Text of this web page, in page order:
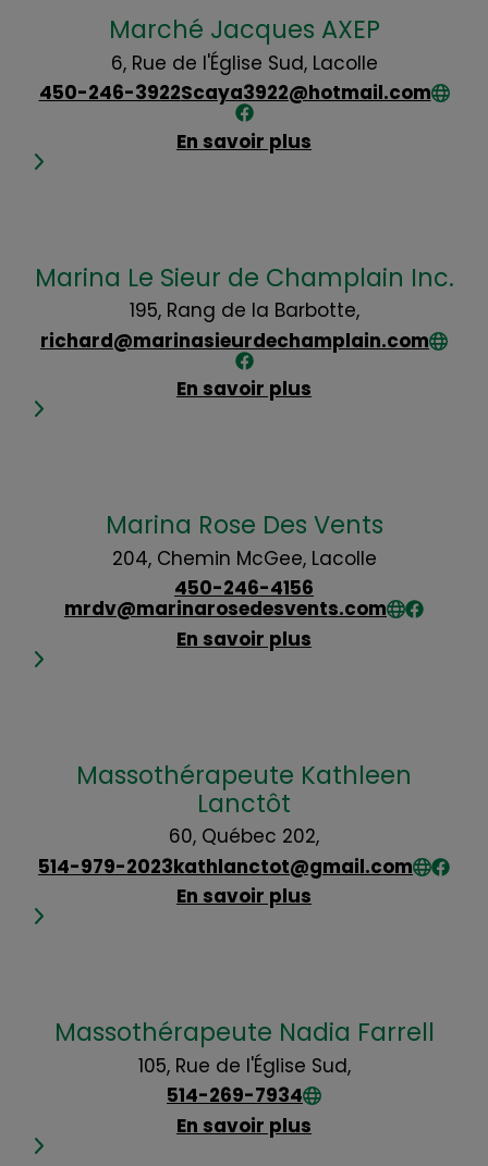
Marché Jacques AXEP
6, Rue de l'Église Sud, Lacolle
450-246-3922Scaya3922@hotmail.com
En savoir plus
Marina Le Sieur de Champlain Inc.
195, Rang de la Barbotte,
richard@marinasieurdechamplain.com
En savoir plus
Marina Rose Des Vents
204, Chemin McGee, Lacolle
450-246-4156
mrdv@marinarosedesvents.com
En savoir plus
Massothérapeute Kathleen
Lanctôt
60, Québec 202,
514-979-2023kathlanctot@gmail.com
En savoir plus
Massothérapeute Nadia Farrell
105, Rue de l'Église Sud,
514-269-7934
En savoir plus